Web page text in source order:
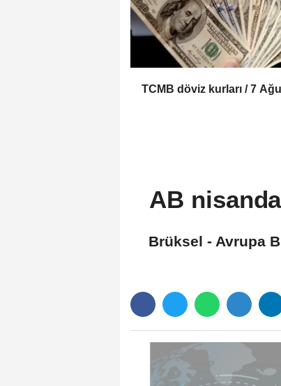
TCMB döviz kurları / 7
AB
Brüksel - Avrupa